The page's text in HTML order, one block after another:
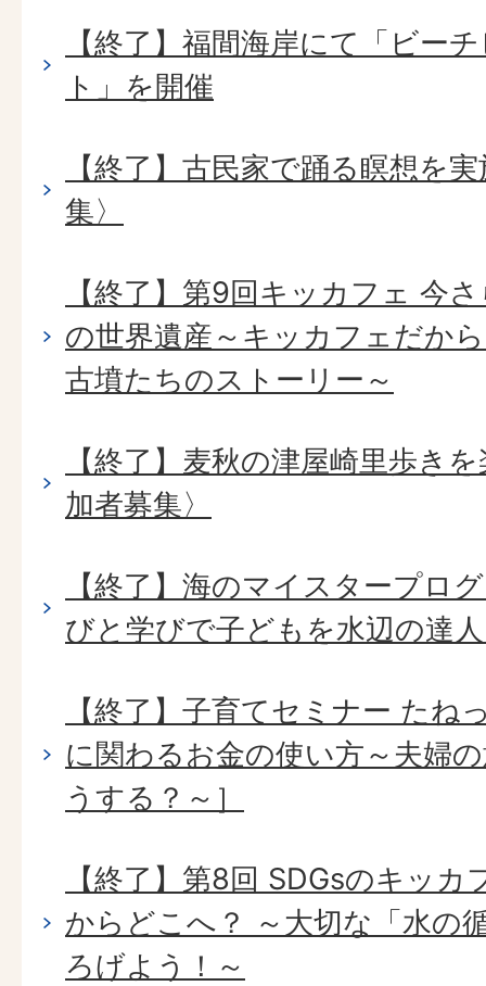
【終了】福間海岸にて「ビー
ト」を開催
【終了】古民家で踊る瞑想を
集〉
【終了】第9回キッカフェ 今
の世界遺産～キッカフェだか
古墳たちのストーリー～
【終了】麦秋の津屋崎里歩き
加者募集〉
【終了】海のマイスタープロ
びと学びで子どもを水辺の達
【終了】子育てセミナー たね
に関わるお金の使い方～夫婦
うする？～］
【終了】第8回 SDGsのキッ
からどこへ？ ～大切な「水の
ろげよう！～